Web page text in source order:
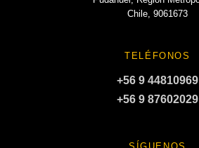
Chile, 9061673
TELÉFONOS
+56 9 44810969
+56 9 87602029